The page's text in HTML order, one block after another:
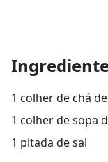
1 colher de chá
1 colher de sopa
1 pitada de sal